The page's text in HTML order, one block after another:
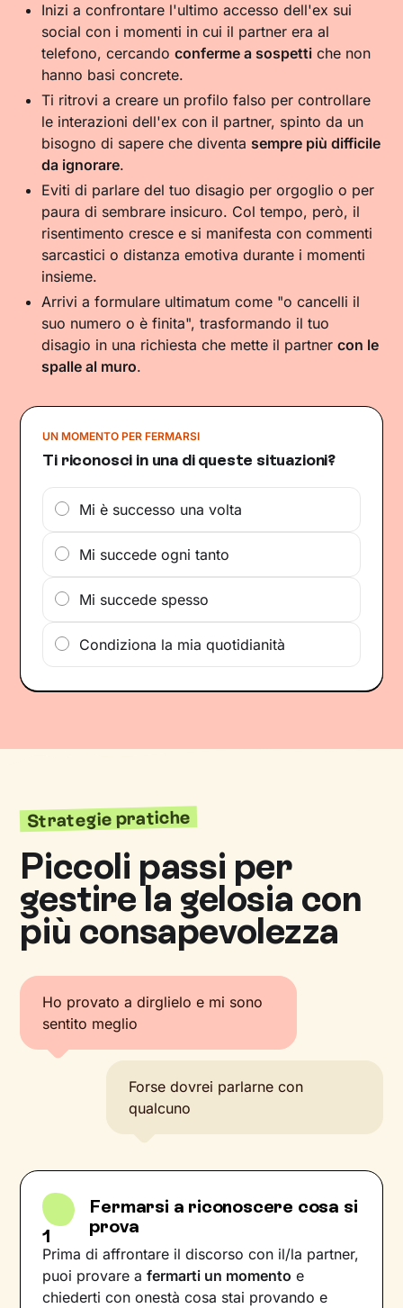
Inizi a confrontare l'ultimo accesso dell'ex sui
social con i momenti in cui il partner era al
telefono, cercandoconferme a sospetti che non
hanno basi concrete.
Ti ritrovi a creare un profilo falso per controllare
le interazioni dell'ex con il partner, spinto da un
bisogno di sapere che diventa sempre più difficile
da ignorare.
Eviti di parlare del tuo disagio per orgoglio o per
paura di sembrare insicuro. Col tempo, però, il
risentimento cresce e si manifesta con commenti
sarcastici o distanza emotiva durante i momenti
insieme.
Arrivi a formulare ultimatum come "o cancelli il
suo numero o è finita", trasformando il tuo
disagio in una richiesta che mette il partnercon le
spalle al muro.
UN MOMENTO PER FERMARSI
Ti riconosci in una di queste situazioni?
Mi è successo una volta
Mi succede ogni tanto
Mi succede spesso
Condiziona la mia quotidianità
Strategie pratiche
Piccoli passi per
gestire la gelosia con
più consapevolezza
Ho provato a dirglielo e mi sono
sentito meglio
Forse dovrei parlarne con
qualcuno
1
Fermarsi a riconoscere cosa si
prova
Prima di affrontare il discorso con il/la partner,
puoi provare afermarti un momento e
chiederti con onestà cosa stai provando e